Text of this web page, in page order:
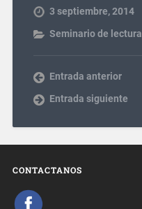
3 septiembre, 2014
Seminario de lectura
Entrada anterior
Entrada siguiente
CONTACTANOS